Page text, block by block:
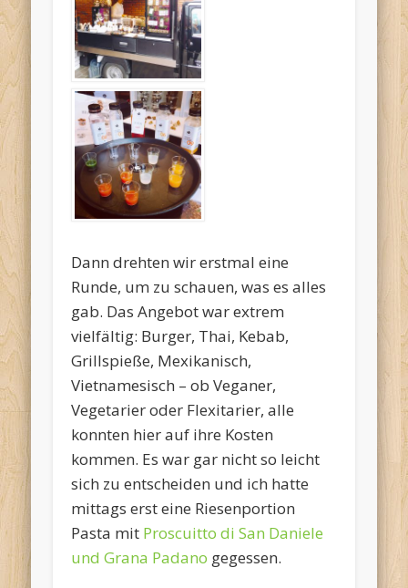
Dann drehten wir erstmal eine
Runde, um zu schauen, was es alles
gab. Das Angebot war extrem
vielfältig: Burger, Thai, Kebab,
Grillspieße, Mexikanisch,
Vietnamesisch – ob Veganer,
Vegetarier oder Flexitarier, alle
konnten hier auf ihre Kosten
kommen. Es war gar nicht so leicht
sich zu entscheiden und ich hatte
mittags erst eine Riesenportion
Pasta mit Proscuitto di San Daniele
und Grana Padano gegessen.